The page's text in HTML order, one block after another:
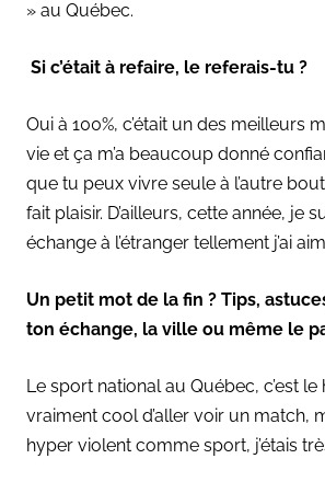
» au Québec.
Si c’était à refaire, le referais-tu ?
Oui à 100%, c’était un des meilleurs
vie et ça m’a beaucoup donné
que tu peux vivre seule à l’autre
fait plaisir. D’ailleurs, cette année, je
échange à l’étranger tellement j’ai
Un petit mot de la fin ? Tips,
ton échange, la ville ou même le
Le sport national au Québec, c’est le
vraiment cool d’aller voir un match,
hyper violent comme sport, j’étais